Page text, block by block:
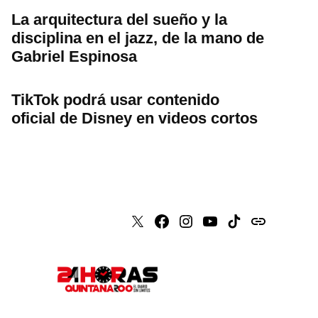
La arquitectura del sueño y la
disciplina en el jazz, de la mano de
Gabriel Espinosa
TikTok podrá usar contenido
oficial de Disney en videos cortos
X Faceboook
Instagram
Youtube
Tiktokissuu